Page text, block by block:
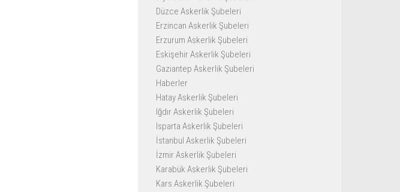
Düzce Askerlik Şubeleri
Erzincan Askerlik Şubeleri
Erzurum Askerlik Şubeleri
Eskişehir Askerlik Şubeleri
Gaziantep Askerlik Şubeleri
Haberler
Hatay Askerlik Şubeleri
Iğdır Askerlik Şubeleri
Isparta Askerlik Şubeleri
İstanbul Askerlik Şubeleri
İzmir Askerlik Şubeleri
Karabük Askerlik Şubeleri
Kars Askerlik Şubeleri